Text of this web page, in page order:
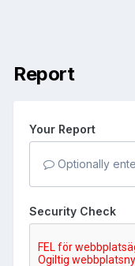
Report
Your Report
Optionally
Security Check